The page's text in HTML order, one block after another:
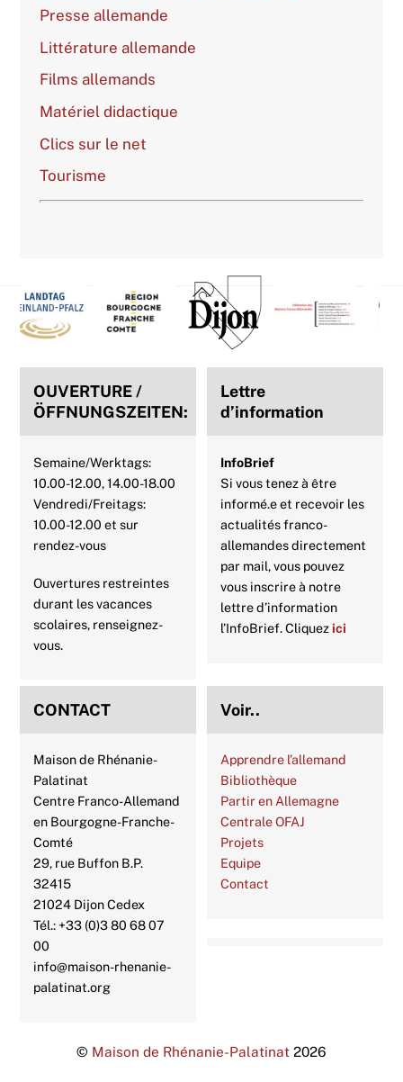
Presse allemande
Littérature allemande
Films allemands
Matériel didactique
Clics sur le net
Tourisme
Back
To
Top
OUVERTURE /
ÖFFNUNGSZEITEN:
Semaine/Werktags:
10.00-12.00, 14.00-18.00
Vendredi/Freitags:
10.00-12.00 et sur
rendez-vous
Ouvertures restreintes
durant les vacances
scolaires, renseignez-
vous.
Lettre
d’information
InfoBrief
Si vous tenez à être
informé.e et recevoir les
actualités franco-
allemandes directement
par mail, vous pouvez
vous inscrire à notre
lettre d’information
l’InfoBrief. Cliquezici
CONTACT
Maison de Rhénanie-
Palatinat
Centre Franco-Allemand
en Bourgogne-Franche-
Comté
29, rue Buffon B.P.
32415
21024 Dijon Cedex
Tél.: +33 (0)3 80 68 07
00
info@maison-rhenanie-
palatinat.org
Voir..
Apprendre l’allemand
Bibliothèque
Partir en Allemagne
Centrale OFAJ
Projets
Equipe
Contact
© Maison de Rhénanie-Palatinat 2026